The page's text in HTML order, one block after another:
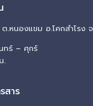
.หนองแขม อ.โคกสำโรง
ทร์ – ศุกร์
.
สาร